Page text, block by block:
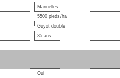
Manuelles
5500 pieds/ha
Guyot double
35 ans
Oui